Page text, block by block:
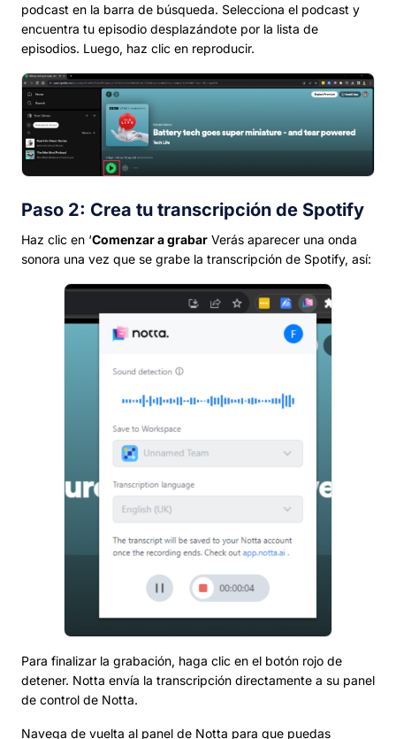
podcast en la barra de búsqueda. Selecciona el podcast y
encuentra tu episodio desplazándote por la lista de
episodios. Luego, haz clic en reproducir.
Paso 2: Crea tu transcripción de Spotify
Haz clic en ‘Comenzar a grabar Verás aparecer una onda
sonora una vez que se grabe la transcripción de Spotify, así:
Para finalizar la grabación, haga clic en el botón rojo de
detener. Notta envía la transcripción directamente a su panel
de control de Notta.
Navega de vuelta al panel de Notta para que puedas